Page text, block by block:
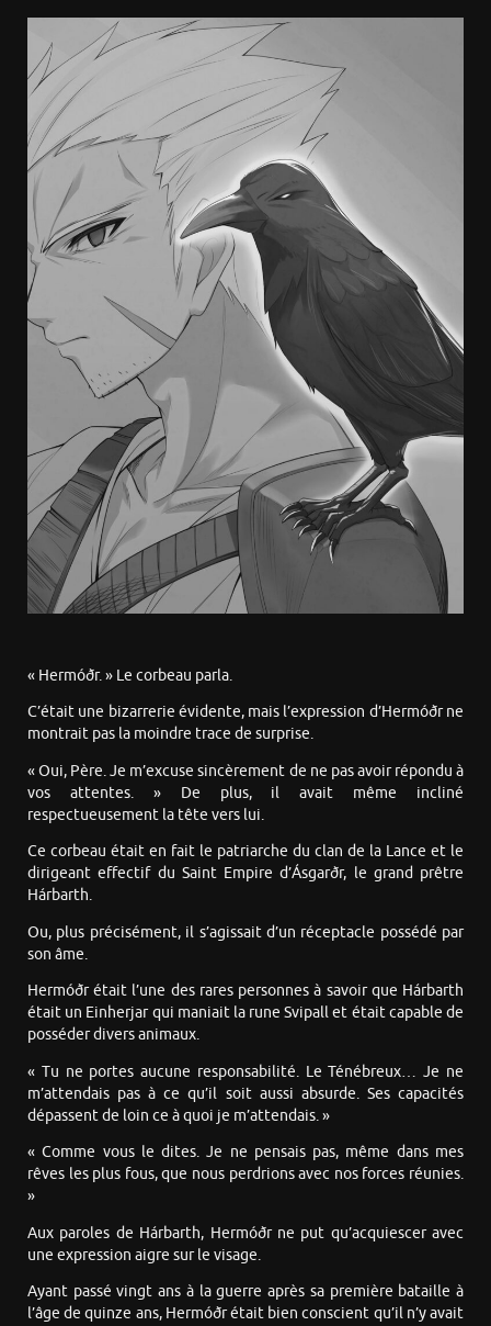
« Hermóðr. » Le corbeau parla.
C’était une bizarrerie évidente, mais l’expression d’Hermóðr ne
montrait pas la moindre trace de surprise.
« Oui, Père. Je m’excuse sincèrement de ne pas avoir répondu à
vos attentes. » De plus, il avait même incliné
respectueusement la tête vers lui.
Ce corbeau était en fait le patriarche du clan de la Lance et le
dirigeant effectif du Saint Empire d’Ásgarðr, le grand prêtre
Hárbarth.
Ou, plus précisément, il s’agissait d’un réceptacle possédé par
son âme.
Hermóðr était l’une des rares personnes à savoir que Hárbarth
était un Einherjar qui maniait la rune Svipall et était capable de
posséder divers animaux.
« Tu ne portes aucune responsabilité. Le Ténébreux… Je ne
m’attendais pas à ce qu’il soit aussi absurde. Ses capacités
dépassent de loin ce à quoi je m’attendais. »
« Comme vous le dites. Je ne pensais pas, même dans mes
rêves les plus fous, que nous perdrions avec nos forces réunies.
»
Aux paroles de Hárbarth, Hermóðr ne put qu’acquiescer avec
une expression aigre sur le visage.
Ayant passé vingt ans à la guerre après sa première bataille à
l’âge de quinze ans, Hermóðr était bien conscient qu’il n’y avait